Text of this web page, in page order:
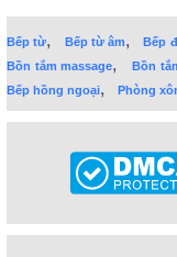
Bếp từ, Bếp từ âm,Bếp
Bồn tắm massage,Bồn
Bếp hồng ngoại, Phòng